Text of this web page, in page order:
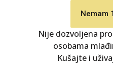
Nemam
Nije dozvoljena
osobama
Kušajte i